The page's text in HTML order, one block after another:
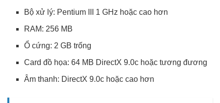
Bộ xử lý: Pentium III 1 GHz hoặc cao hơn
RAM: 256 MB
Ổ cứng: 2 GB trống
Card đồ họa: 64 MB DirectX 9.0c hoặc tương đương
Âm thanh: DirectX 9.0c hoặc cao hơn